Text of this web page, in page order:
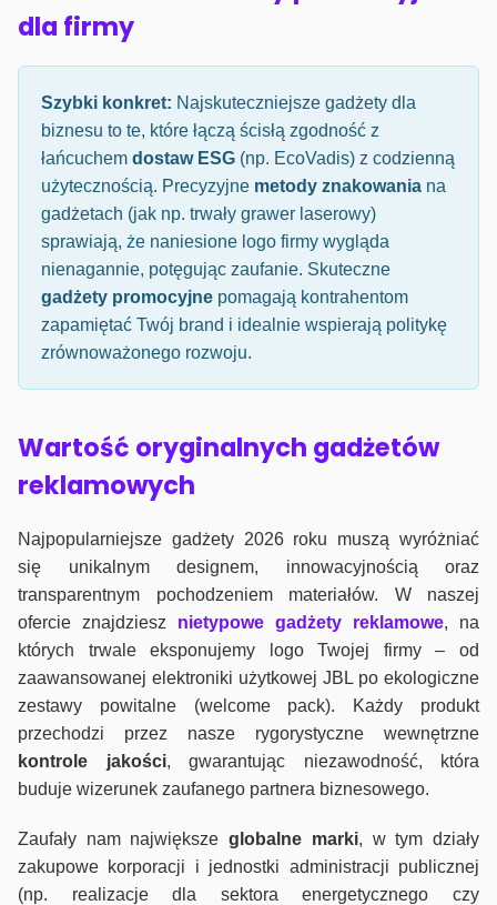
dla firmy
Szybki konkret: Najskuteczniejsze gadżety dla
biznesu to te, które łączą ścisłą zgodność z
łańcuchem dostaw ESG (np. EcoVadis) z codzienną
użytecznością. Precyzyjne metody znakowania na
gadżetach (jak np. trwały grawer laserowy)
sprawiają, że naniesione logo firmy wygląda
nienagannie, potęgując zaufanie. Skuteczne
gadżety promocyjne pomagają kontrahentom
zapamiętać Twój brand i idealnie wspierają politykę
zrównoważonego rozwoju.
Wartość oryginalnych gadżetów
reklamowych
Najpopularniejsze gadżety 2026 roku muszą wyróżniać
się unikalnym designem, innowacyjnością oraz
transparentnym pochodzeniem materiałów. W naszej
ofercie znajdziesz nietypowe gadżety reklamowe, na
których trwale eksponujemy logo Twojej firmy – od
zaawansowanej elektroniki użytkowej JBL po ekologiczne
zestawy powitalne (welcome pack). Każdy produkt
przechodzi przez nasze rygorystyczne wewnętrzne
kontrole jakości, gwarantując niezawodność, która
buduje wizerunek zaufanego partnera biznesowego.
Zaufały nam największeglobalne marki, w tym działy
zakupowe korporacji i jednostki administracji publicznej
(np. realizacje dla sektora energetycznego czy